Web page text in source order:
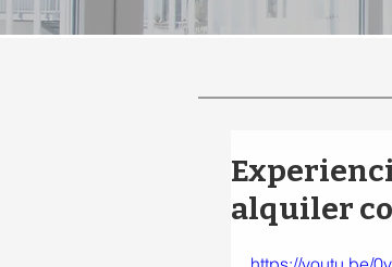
alquiler